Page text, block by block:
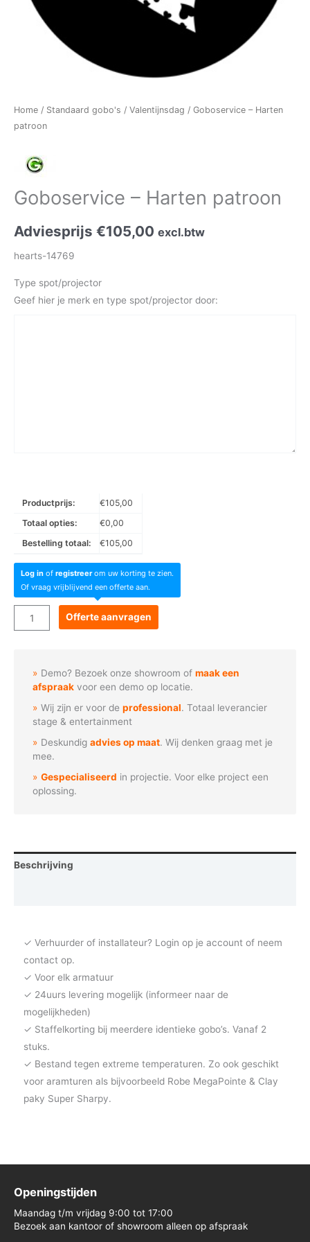
Home / Standaard gobo's / Valentijnsdag / Goboservice – Harten
patroon
Goboservice – Harten patroon
Adviesprijs €105,00 excl.btw
hearts-14769
Type spot/projector
Geef hier je merk en type spot/projector door:
Productprijs: €105,00
Totaal opties:
€0,00
Bestelling totaal:
€105,00
Log in of registreerom uw korting te zien.
Of vraag vrijblijvend een offerte aan.
Goboservice
-
aantal
Offerte aanvragen
Demo? Bezoek onze showroom ofmaak een
afspraak voor een demo op locatie.
Wij zijn er voor deprofessional. Totaal leverancier
stage & entertainment
Deskundigadvies op maat. Wij denken graag met je
mee.
Gespecialiseerd in projectie. Voor elke project een
oplossing.
Beschrijving
✓ Verhuurder of installateur? Login op je account of neem
contact op.
✓ Voor elk armatuur
✓ 24uurs levering mogelijk (informeer naar de
mogelijkheden)
✓ Staffelkorting bij meerdere identieke gobo’s. Vanaf 2
stuks.
✓ Bestand tegen extreme temperaturen. Zo ook geschikt
voor aramturen als bijvoorbeeld Robe MegaPointe & Clay
paky Super Sharpy.
Openingstijden
Maandag t/m vrijdag 9:00 tot 17:00
Bezoek aan kantoor of showroom alleen op afspraak